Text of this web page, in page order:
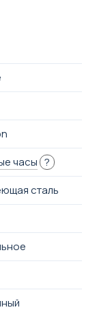
часы ?
сталь